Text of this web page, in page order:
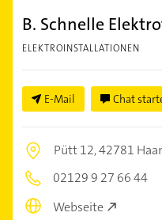
B. Schnelle
ELEKTROINSTALLATIONEN
E-Mail Chat
Pütt 12,42781
02129 9 27 66 44
Webseite